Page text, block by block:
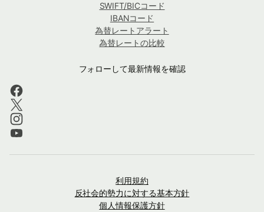
SWIFT/BICコード
IBANコード
為替レートアラート
為替レートの比較
フォローして最新情報を確認
利用規約
反社会的勢力に対する基本方針
個人情報保護方針